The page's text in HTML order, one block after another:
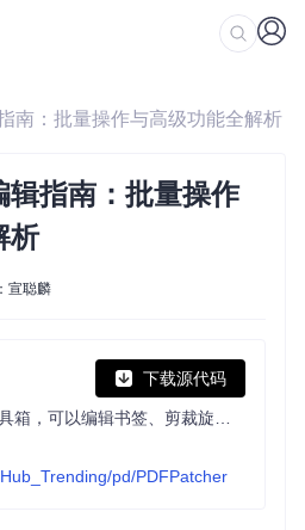
南：批量操作与高级功能全解析
辑指南：批量操作
析
宣聪麟
下载源代码
pd/PDFPatcher